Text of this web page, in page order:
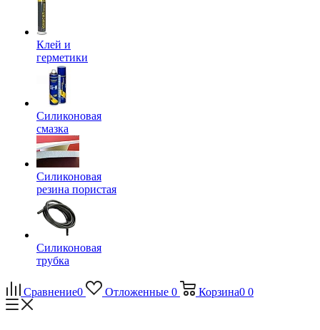
Клей и
герметики
Силиконовая
смазка
Силиконовая
резина пористая
Силиконовая
трубка
Сравнение0 Отложенные 0 Корзина0 0